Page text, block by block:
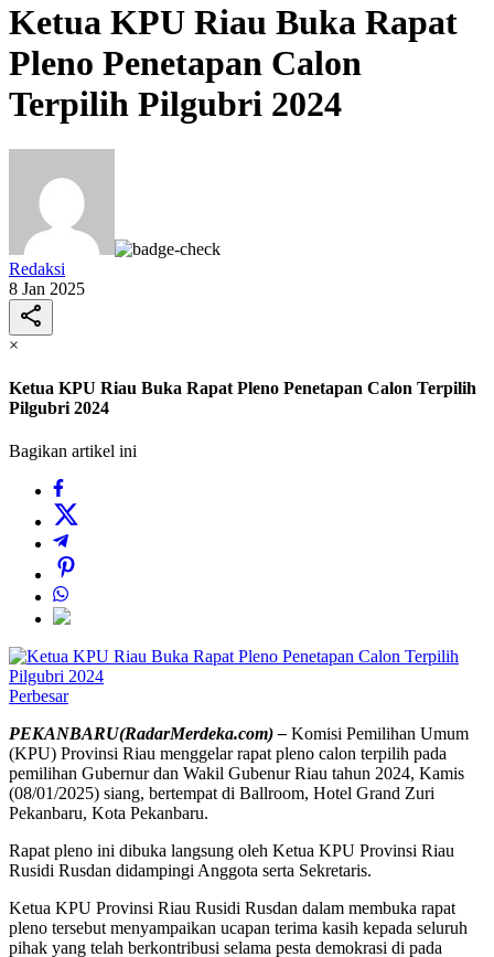
Ketua KPU Riau Buka Rapat
Pleno Penetapan Calon
Terpilih Pilgubri 2024
Redaksi
8 Jan 2025
×
Ketua KPU Riau Buka Rapat Pleno Penetapan Calon Terpilih
Pilgubri 2024
Bagikan artikel ini
Perbesar
PEKANBARU(RadarMerdeka.com) – Komisi Pemilihan Umum
(KPU) Provinsi Riau menggelar rapat pleno calon terpilih pada
pemilihan Gubernur dan Wakil Gubenur Riau tahun 2024, Kamis
(08/01/2025) siang, bertempat di Ballroom, Hotel Grand Zuri
Pekanbaru, Kota Pekanbaru.
Rapat pleno ini dibuka langsung oleh Ketua KPU Provinsi Riau
Rusidi Rusdan didampingi Anggota serta Sekretaris.
Ketua KPU Provinsi Riau Rusidi Rusdan dalam membuka rapat
pleno tersebut menyampaikan ucapan terima kasih kepada seluruh
pihak yang telah berkontribusi selama pesta demokrasi di pada